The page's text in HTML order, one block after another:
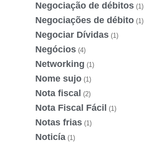
Negociação de débitos (1)
Negociações de débito (1)
Negociar Dívidas (1)
Negócios (4)
Networking (1)
Nome sujo (1)
Nota fiscal (2)
Nota Fiscal Fácil (1)
Notas frias (1)
Noticía (1)